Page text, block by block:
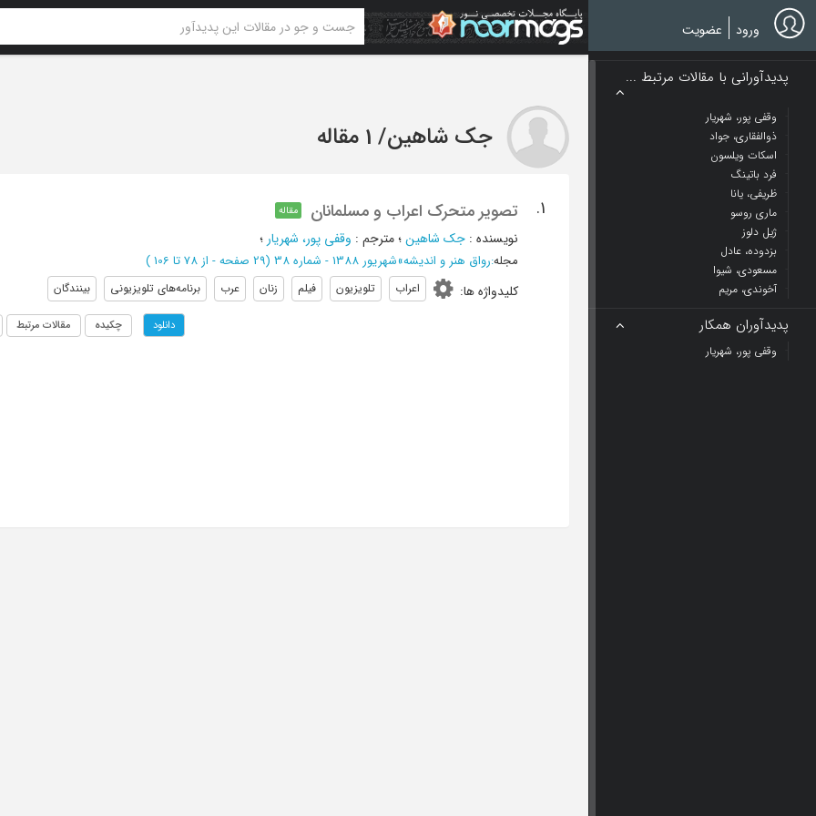
Skip
to
main
ورود عضویت
پدیدآورانی با مقالات مرتبط ...
وقفی پور، شهریار
ذوالفقاری، جواد
اسکات ویلسون
فرد باتینگ
ظریفی، یانا
ماری روسو
ژیل دلوز
بزدوده، عادل
مسعودی، شیوا
آخوندی، مریم
پدیدآوران همکار
وقفی پور، شهریار
جک شاهین/ 1 مقاله
1. تصویر متحرک اعراب و مسلمانان مقاله
نویسنده : جک شاهین؛مترجم : وقفی پور، شهریار ؛
مجله:رواق هنر و اندیشه»شهریور 1388 - شماره 38 (‎29 صفحه - از 78 تا 106 )
کلیدواژه ها: اعراب تلویزیون فیلم زنان عرب برنامه‌های تلویزیونی بینندگان
دانلود چکیده مقالات مرتبط